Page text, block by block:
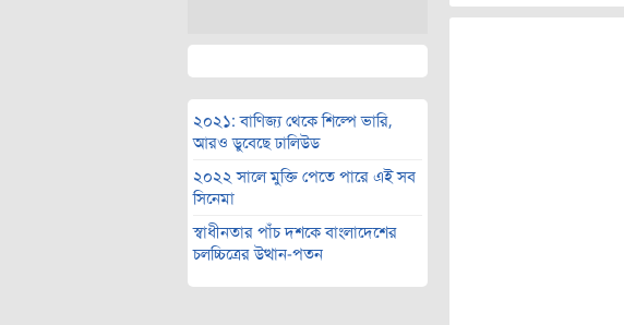
২০২১: বাণিজ্য থেকে শিল্পে ভারি,
আরও ডুবেছে ঢালিউড
২০২২ সালে মুক্তি পেতে পারে এই সব
সিনেমা
স্বাধীনতার পাঁচ দশকে বাংলাদেশের
চলচ্চিত্রের উত্থান-পতন